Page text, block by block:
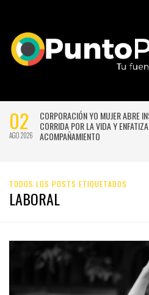
02
AGO 2026
CORPORACIÓN YO MUJER ABRE
CORRIDA POR LA VIDA Y
ACOMPAÑAMIENTO
TODOS LOS POSTS ETIQUETADOS
LABORAL